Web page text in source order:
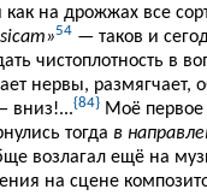
на дрожжах все
54— таков и
чистоплотность в
нервы, размягчает,
вниз!...{84}Моё первое
тогда в
возлагал ещё на
на сцене